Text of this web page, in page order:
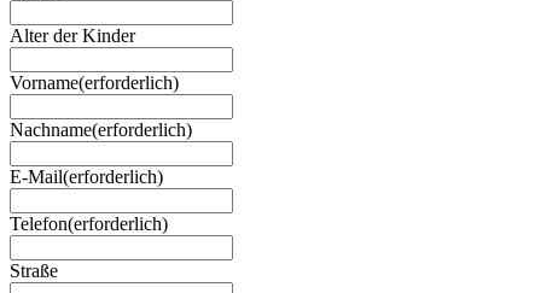
Alter der Kinder
Vorname(erforderlich)
Nachname(erforderlich)
E-Mail(erforderlich)
Telefon(erforderlich)
Straße